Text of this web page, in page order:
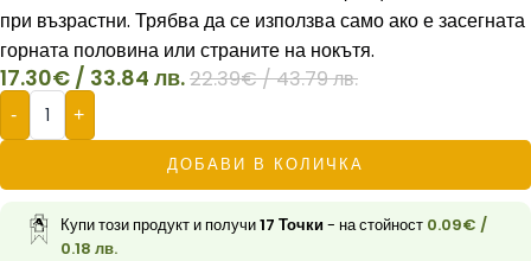
при възрастни. Трябва да се използва само ако е засегната
горната половина или страните на нокътя.
17.30€ / 33.84 лв.22.39€/ 43.79 лв.
- +
ДОБАВИ В КОЛИЧКА
Купи този продукт и получи17 Точки- на стойност 0.09€ /
0.18 лв.